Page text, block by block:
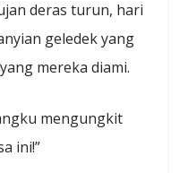
deras turun, hari
geledek yang
mereka diami.
mengungkit
ini!”